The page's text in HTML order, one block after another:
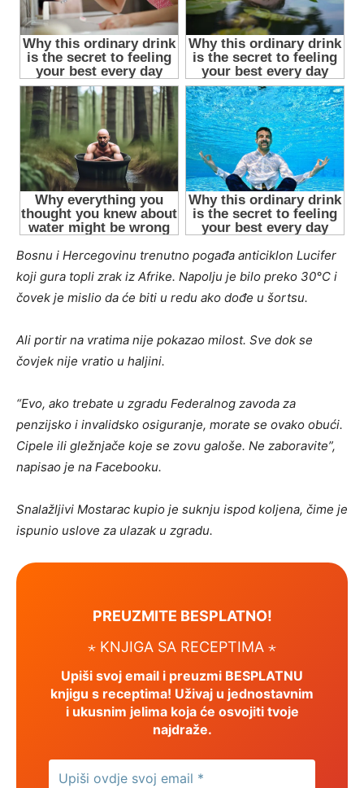
Bosnu i Hercegovinu trenutno pogađa anticiklon Lucifer
koji gura topli zrak iz Afrike. Napolju je bilo preko 30°C i
čovek je mislio da će biti u redu ako dođe u šortsu.
Ali portir na vratima nije pokazao milost. Sve dok se
čovjek nije vratio u haljini.
“Evo, ako trebate u zgradu Federalnog zavoda za
penzijsko i invalidsko osiguranje, morate se ovako obući.
Cipele ili gležnjače koje se zovu galoše. Ne zaboravite”,
napisao je na Facebooku.
Snalažljivi Mostarac kupio je suknju ispod koljena, čime je
ispunio uslove za ulazak u zgradu.
PREUZMITE BESPLATNO!
⋆ KNJIGA SA RECEPTIMA ⋆
Upiši svoj email i preuzmi BESPLATNU
knjigu s receptima! Uživaj u jednostavnim
i ukusnim jelima koja će osvojiti tvoje
najdraže.